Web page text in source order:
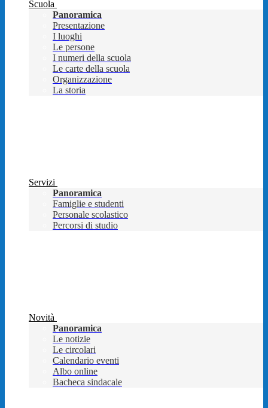
Scuola
Panoramica
Presentazione
I luoghi
Le persone
I numeri della scuola
Le carte della scuola
Organizzazione
La storia
Servizi
Panoramica
Famiglie e studenti
Personale scolastico
Percorsi di studio
Novità
Panoramica
Le notizie
Le circolari
Calendario eventi
Albo online
Bacheca sindacale